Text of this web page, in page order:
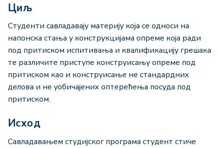
Циљ
Студенти савладавају материју која се односи на
напонска стања у конструкцијама опреме која ради
под притиском испитивања и квалификацију грешака
те различите приступе конструисању опреме под
притиском као и конструисање не стандардних
делова и не уобичајених оптерећења посуда под
притиском.
Исход
Савладавањем студијског програма студент стиче